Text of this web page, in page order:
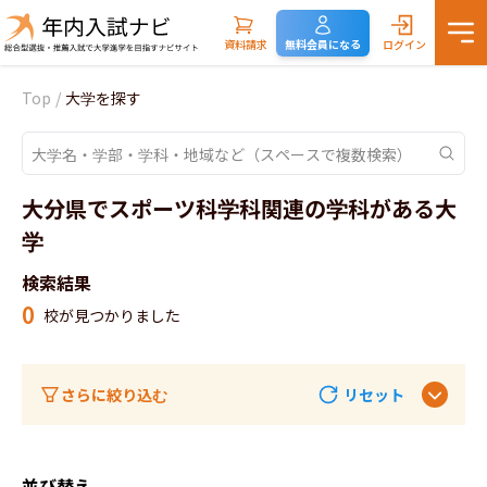
資料請求 無料会員になる ログイン
Top / 大学を探す
大分県でスポーツ科学科関連の学科がある大
学
検索結果
0 校が見つかりました
さらに絞り込む リセット